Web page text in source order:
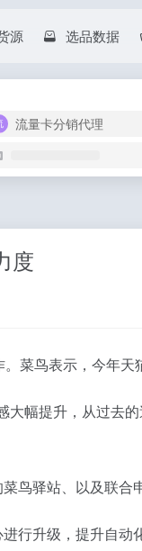
源 选品数据
流量卡分销代理
度
菜鸟表示，今年天
幅提升，从过
鸟驿站、以及联合
行升级，提升自